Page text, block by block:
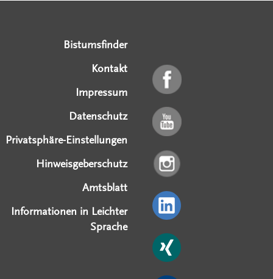
Bistumsfinder
Kontakt
Impressum
Datenschutz
Privatsphäre-Einstellungen
Hinweisgeberschutz
Amtsblatt
Informationen in Leichter
Sprache